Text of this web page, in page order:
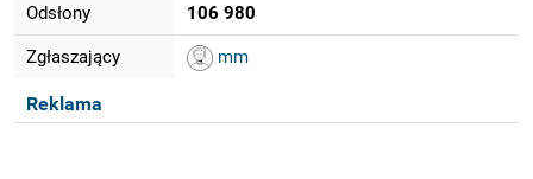
Odsłony 106 980
Zgłaszający mm
Reklama